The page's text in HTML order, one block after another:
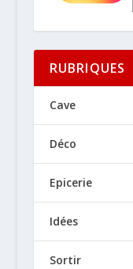
RUBRIQUES
Cave
Déco
Epicerie
Idées
Sortir